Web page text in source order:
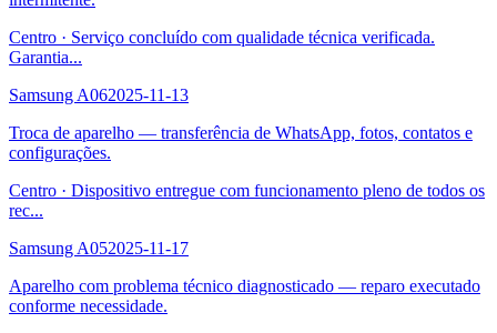
Centro · Serviço concluído com qualidade técnica verificada.
Garantia...
Samsung A062025-11-13
Troca de aparelho — transferência de WhatsApp, fotos, contatos e
configurações.
Centro · Dispositivo entregue com funcionamento pleno de todos os
rec...
Samsung A052025-11-17
Aparelho com problema técnico diagnosticado — reparo executado
conforme necessidade.